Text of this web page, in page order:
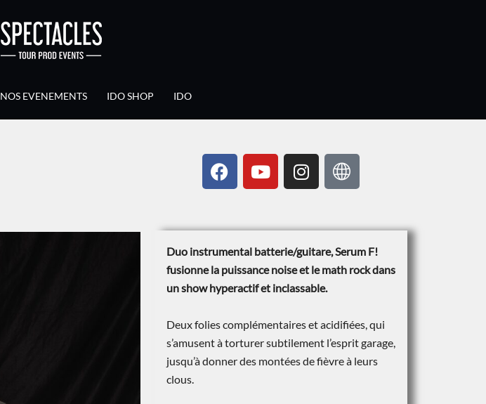
NOS EVENEMENTS IDO SHOP IDO
Duo instrumental batterie/guitare, Serum F!
fusionne la puissance noise et le math rock dans
un show hyperactif et inclassable.
Deux folies complémentaires et acidifiées, qui
s’amusent à torturer subtilement l’esprit garage,
jusqu’à donner des montées de fièvre à leurs
clous.